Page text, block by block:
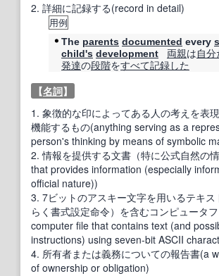
2. 詳細に記録する(record in detail)
用例
The parents documented every
child's development 両親は自
発達の段階をすべて記録した
【名詞】
1. 象徴的な印によってある人の考えを表
機能するもの(anything serving as a
person's thinking by means of symbolic
2. 情報を提供する文書（特に公式自然の
that provides information (especially
official nature))
3. 7ビットのアスキー文字を用いるテキス
らく書式設定命令）を含むコンピュータ
computer file that contains text (and
instructions) using seven-bit ASCII
4. 所有者または義務についての報告書(a
of ownership or obligation)